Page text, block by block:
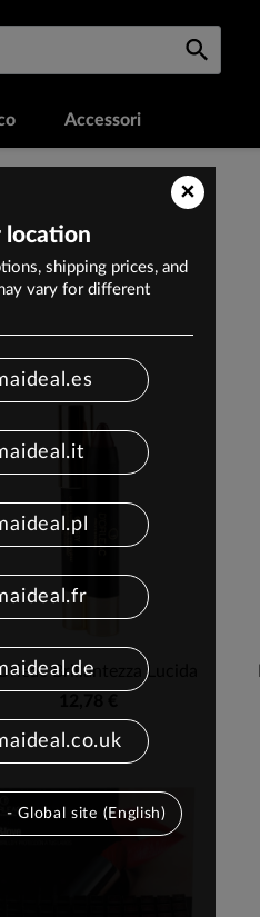
Accessori
Brillantezza Lucida
×
location
shipping prices, and
vary for different
- Global site (English)